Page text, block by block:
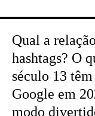
Qual a
hashtags? O
século 13
Google em
modo